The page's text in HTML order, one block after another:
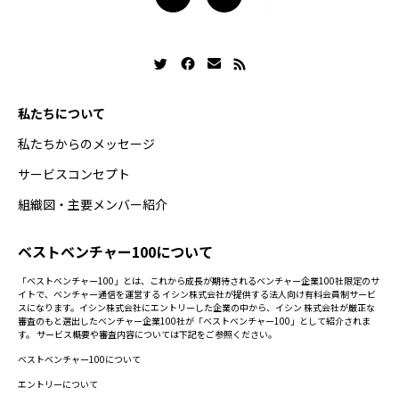
私たちについて
私たちからのメッセージ
サービスコンセプト
組織図・主要メンバー紹介
ベストベンチャー100について
「ベストベンチャー100」とは、これから成長が期待されるベンチャー企業100社限定のサ
イトで、ベンチャー通信を運営する イシン株式会社が提供する法人向け有料会員制サービ
スになります。イシン株式会社にエントリーした企業の中から、イシン 株式会社が厳正な
審査のもと選出したベンチャー企業100社が「ベストベンチャー100」として紹介されま
す。 サービス概要や審査内容については下記をご参照ください。
ベストベンチャー100について
エントリーについて